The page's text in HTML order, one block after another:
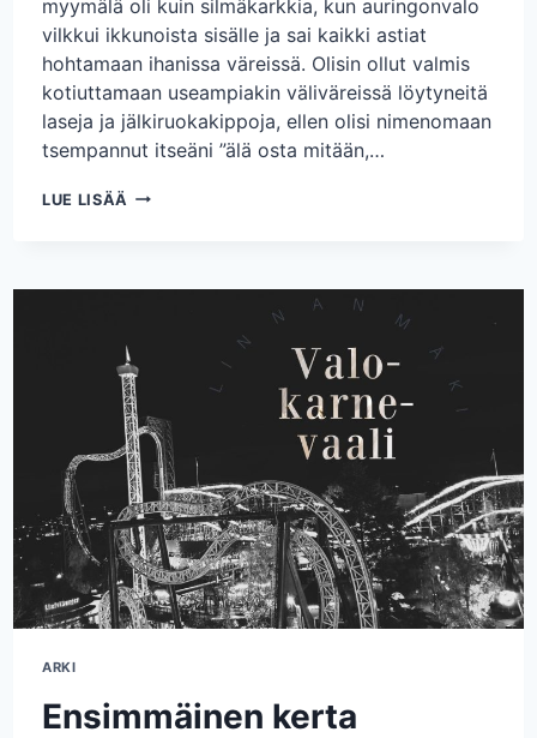
myymälä oli kuin silmäkarkkia, kun auringonvalo
vilkkui ikkunoista sisälle ja sai kaikki astiat
hohtamaan ihanissa väreissä. Olisin ollut valmis
kotiuttamaan useampiakin väliväreissä löytyneitä
laseja ja jälkiruokakippoja, ellen olisi nimenomaan
tsempannut itseäni ”älä osta mitään,…
LUE LISÄÄ OHIMENNEN
ARKI
Ensimmäinen kerta